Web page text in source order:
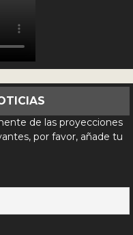
de las proyecciones
por favor, añade tu